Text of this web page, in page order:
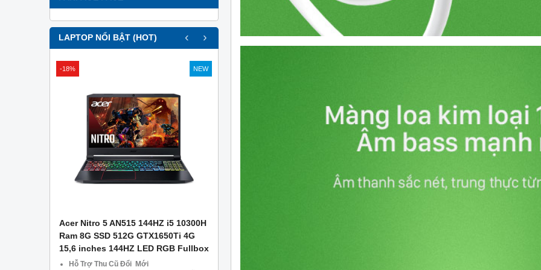
LAPTOP NỔI BẬT (HOT)
-18% NEW
Acer Nitro 5 AN515 144HZ i5 10300H
Ram 8G SSD 512G GTX1650Ti 4G
15,6 inches 144HZ LED RGB Fullbox
Hỗ Trợ Thu Cũ Đổi Mới
‹ ›